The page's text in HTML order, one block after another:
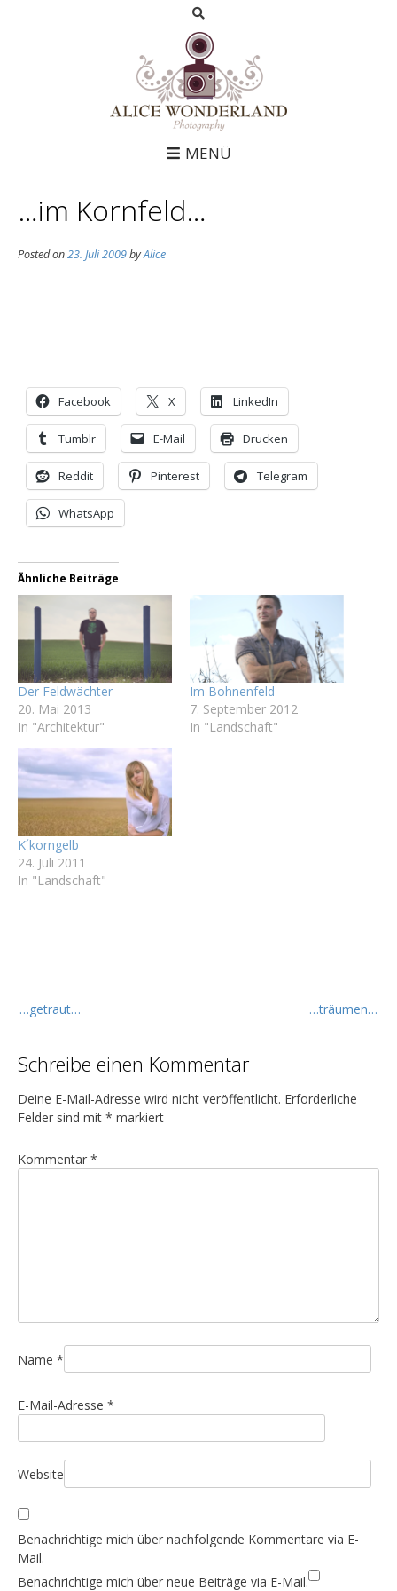
MENÜ
…im Kornfeld…
Posted on23. Juli 2009byAlice
Facebook X LinkedIn
Tumblr E-Mail Drucken
Reddit Pinterest Telegram
WhatsApp
Ähnliche Beiträge
Der Feldwächter
20. Mai 2013
In "Architektur"
Im Bohnenfeld
7. September 2012
In "Landschaft"
K´korngelb
24. Juli 2011
In "Landschaft"
e
t
r
a
s
a
i
o
n
…träumen…
…getraut…
Schreibe einen Kommentar
Deine E-Mail-Adresse wird nicht veröffentlicht. Erforderliche
Felder sind mit * markiert
Kommentar *
Name *
E-Mail-Adresse *
Website
Benachrichtige mich über nachfolgende Kommentare via E-
Mail.
Benachrichtige mich über neue Beiträge via E-Mail.